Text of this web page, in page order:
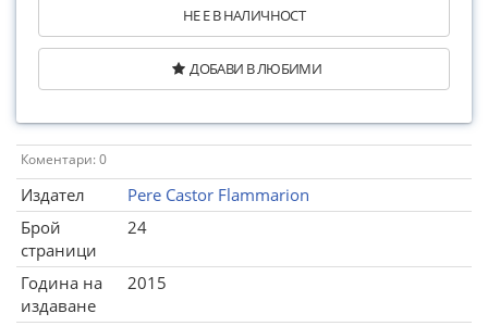
НЕ Е В НАЛИЧНОСТ
ДОБАВИ В ЛЮБИМИ
Коментари: 0
Издател
Pere Castor Flammarion
Брой
страници
24
Година на
издаване
2015